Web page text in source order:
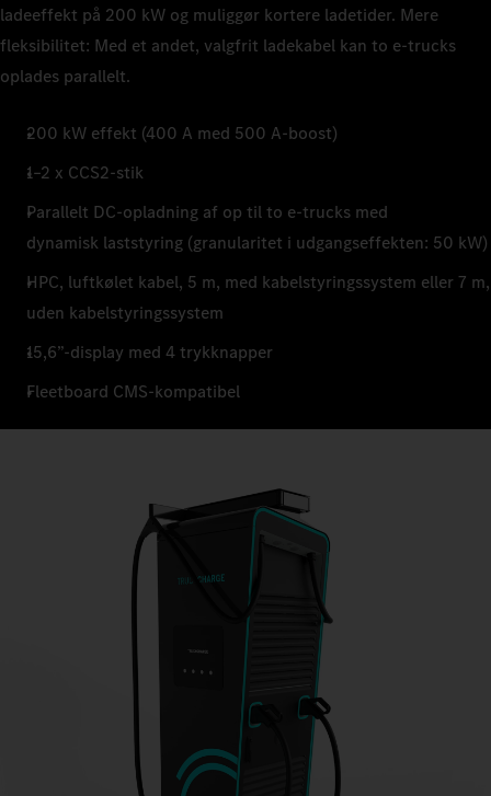
ladeeffekt på 200 kW og muliggør kortere ladetider. Mere
fleksibilitet: Med et andet, valgfrit ladekabel kan to e-trucks
oplades parallelt.
200 kW effekt (400 A med 500 A-boost)
1–2 x CCS2-stik
Parallelt DC-opladning af op til to e-trucks med
dynamisk laststyring (granularitet i udgangseffekten: 50 kW)
HPC, luftkølet kabel, 5 m, med kabelstyringssystem eller 7 m,
uden kabelstyringssystem
15,6”-display med 4 trykknapper
Fleetboard CMS-kompatibel